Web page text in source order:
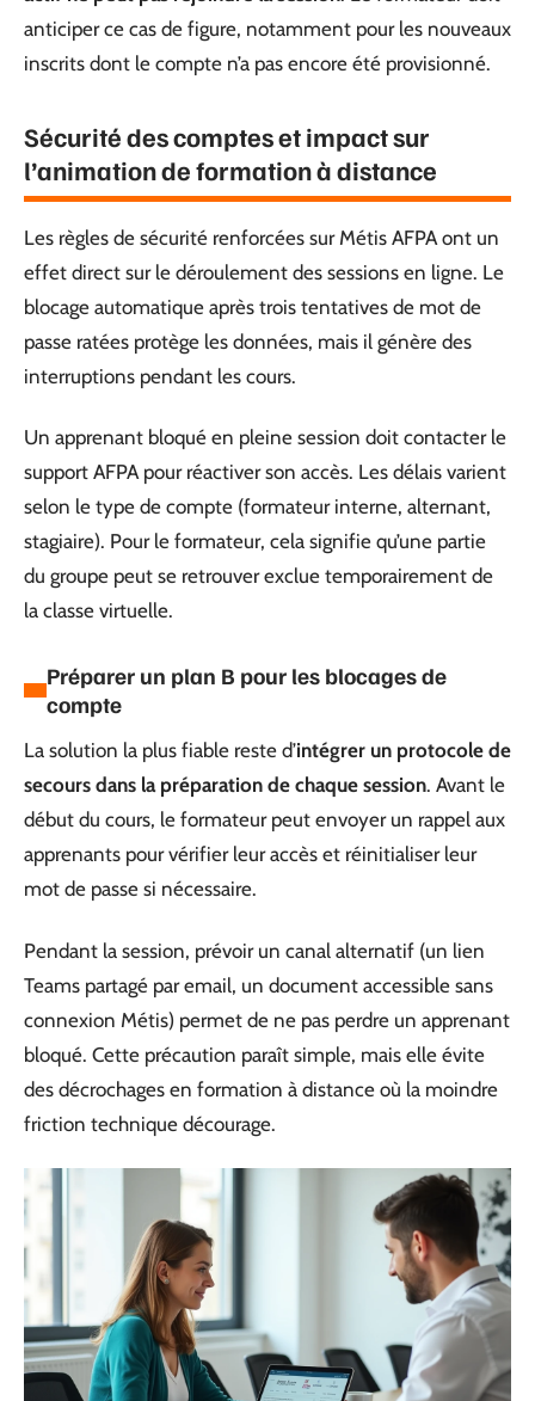
anticiper ce cas de figure, notamment pour les nouveaux
inscrits dont le compte n’a pas encore été provisionné.
Sécurité des comptes et impact sur
l’animation de formation à distance
Les règles de sécurité renforcées sur Métis AFPA ont un
effet direct sur le déroulement des sessions en ligne. Le
blocage automatique après trois tentatives de mot de
passe ratées protège les données, mais il génère des
interruptions pendant les cours.
Un apprenant bloqué en pleine session doit contacter le
support AFPA pour réactiver son accès. Les délais varient
selon le type de compte (formateur interne, alternant,
stagiaire). Pour le formateur, cela signifie qu’une partie
du groupe peut se retrouver exclue temporairement de
la classe virtuelle.
Préparer un plan B pour les blocages de
compte
La solution la plus fiable reste d’intégrer un protocole de
secours dans la préparation de chaque session. Avant le
début du cours, le formateur peut envoyer un rappel aux
apprenants pour vérifier leur accès et réinitialiser leur
mot de passe si nécessaire.
Pendant la session, prévoir un canal alternatif (un lien
Teams partagé par email, un document accessible sans
connexion Métis) permet de ne pas perdre un apprenant
bloqué. Cette précaution paraît simple, mais elle évite
des décrochages en formation à distance où la moindre
friction technique décourage.